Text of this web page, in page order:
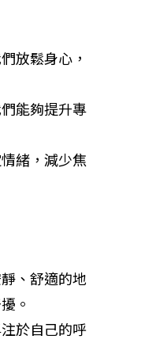
放鬆身心，
能夠提升專
緒，減少焦
、舒適的地
。
於自己的呼